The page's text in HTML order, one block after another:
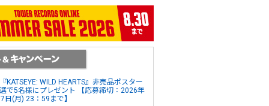
KATSEYE: WILD HEARTS』非売品ポスター
で5名様にプレゼント 【応募締切：2026年
日(月) 23：59まで】